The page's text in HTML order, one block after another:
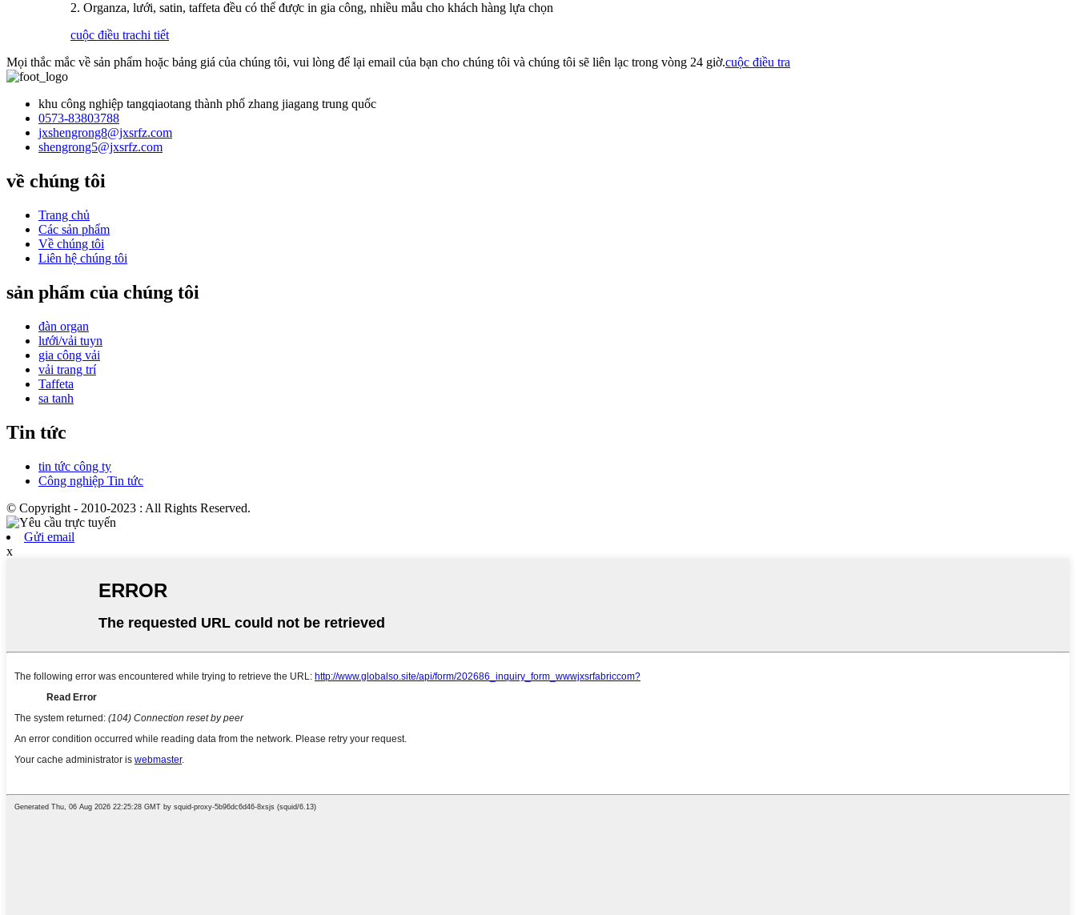
2. Organza, lưới, satin, taffeta đều có thể được in gia công, nhiều mẫu cho khách hàng lựa chọn
cuộc điều trachi tiết
Mọi thắc mắc về sản phẩm hoặc bảng giá của chúng tôi, vui lòng để lại email của bạn cho chúng tôi và chúng tôi sẽ liên lạc trong vòng 24 giờ.cuộc điều tra
khu công nghiệp tangqiaotang thành phố zhang jiagang trung quốc
0573-83803788
jxshengrong8@jxsrfz.com
shengrong5@jxsrfz.com
về chúng tôi
Trang chủ
Các sản phẩm
Về chúng tôi
Liên hệ chúng tôi
sản phẩm của chúng tôi
đàn organ
lưới/vải tuyn
gia công vải
vải trang trí
Taffeta
sa tanh
Tin tức
tin tức công ty
Công nghiệp Tin tức
© Copyright - 2010-2023 : All Rights Reserved.
Gửi email
x